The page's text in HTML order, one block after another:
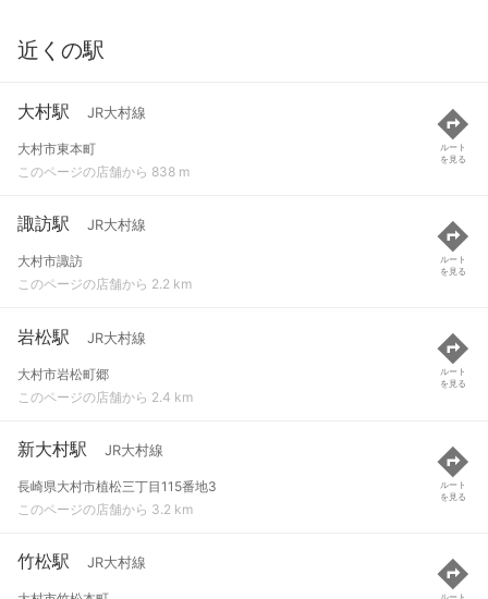
近くの駅
大村駅 JR大村線
大村市東本町
このページの店舗から 838 m
ルート
を見る
諏訪駅 JR大村線
大村市諏訪
このページの店舗から 2.2 km
ルート
を見る
岩松駅 JR大村線
大村市岩松町郷
このページの店舗から 2.4 km
ルート
を見る
新大村駅 JR大村線
長崎県大村市植松三丁目115番地3
このページの店舗から 3.2 km
ルート
を見る
竹松駅 JR大村線